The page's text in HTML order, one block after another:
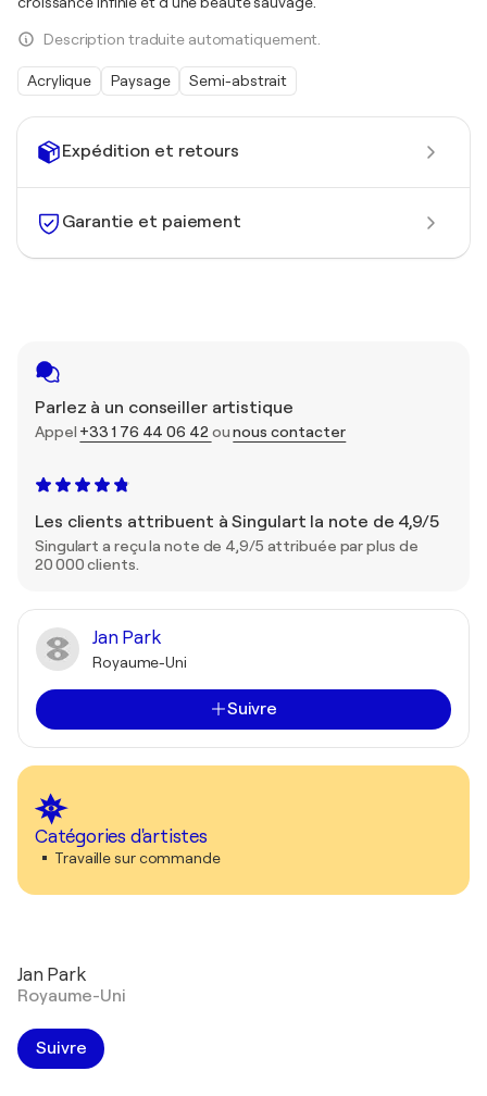
Expédition et retours
Garantie et paiement
Parlez à un conseiller artistique
Appel +33 1 76 44 06 42 ounous contacter
Les clients attribuent à Singulart la note de 4,9/5
Singulart a reçu la note de 4,9/5 attribuée par plus de
20 000 clients.
Jan Park
Royaume-Uni
Suivre
Catégories d'artistes
Travaille sur commande
Description traduite automatiquement.
Acrylique Paysage Semi-abstrait
Jan Park
Royaume-Uni
Suivre